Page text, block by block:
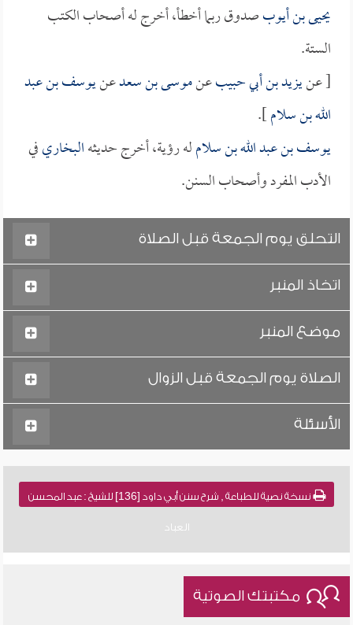
يحيى بن أيوبصدوق ربما أخطأ، أخرج له أصحاب الكتب
الستة.
[ عنيزيد بن أبي حبيبعنموسى بن سعدعنيوسف بن عبد
الله بن سلام].
يوسف بن عبد الله بن سلامله رؤية، أخرج حديثهالبخاريفي
الأدب المفرد وأصحاب السنن.
التحلق يوم الجمعة قبل الصلاة
اتخاذ المنبر
موضع المنبر
الصلاة يوم الجمعة قبل الزوال
الأسئلة
نسخة نصية للطباعة , شرح سنن أبي داود [136] للشيخ : عبد المحسن
العباد
مكتبتك الصوتية